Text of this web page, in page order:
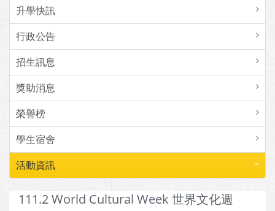
升學快訊
行政公告
招生訊息
獎助消息
榮譽榜
學生宿舍
活動資訊
111.2 World Cultural Week 世界文化週